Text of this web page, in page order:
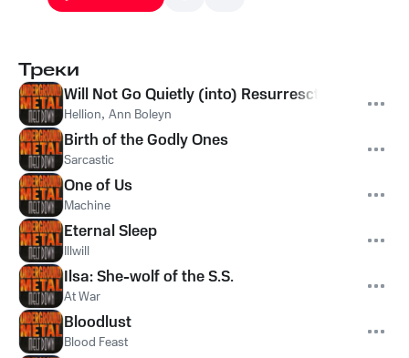
Треки
Will Not Go Quietly (into) Resurresction
Hellion, Ann Boleyn
Birth of the Godly Ones
Sarcastic
One of Us
Machine
Eternal Sleep
Illwill
Ilsa: She-wolf of the S.S.
At War
Bloodlust
Blood Feast